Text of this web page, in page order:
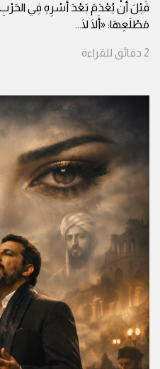
قَبْلَ أَنْ يُعْدَمَ بَعْدَ أَسْرِهِ فِي
مَطْلَعِهَا: «أَلَا لَا...
2 دقائق للقراءة